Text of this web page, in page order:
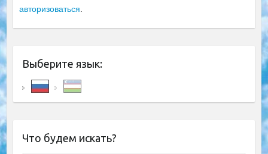
авторизоваться
Выберите язык:
Что будем искать?